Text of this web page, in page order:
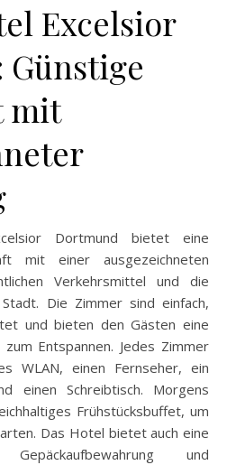
Excelsior
mit
Dortmund bietet eine
mit einer ausgezeichneten
Verkehrsmittel und die
Die Zimmer sind einfach,
und bieten den Gästen eine
Entspannen. Jedes Zimmer
WLAN, einen Fernseher, ein
einen Schreibtisch. Morgens
Frühstücksbuffet, um
Das Hotel bietet auch eine
Gepäckaufbewahrung und